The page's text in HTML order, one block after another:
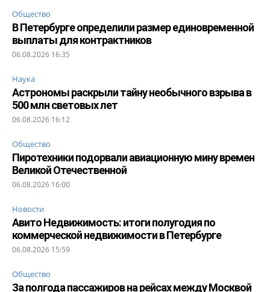
Общество
В Петербурге определили размер единовременной
выплаты для контрактников
06.08.2026 16:35
Наука
Астрономы раскрыли тайну необычного взрыва в
500 млн световых лет
06.08.2026 16:12
Общество
Пиротехники подорвали авиационную мину времен
Великой Отечественной
06.08.2026 16:00
Новости
Авито Недвижимость: итоги полугодия по
коммерческой недвижимости в Петербурге
06.08.2026 15:59
Общество
За полгода пассажиров на рейсах между Москвой